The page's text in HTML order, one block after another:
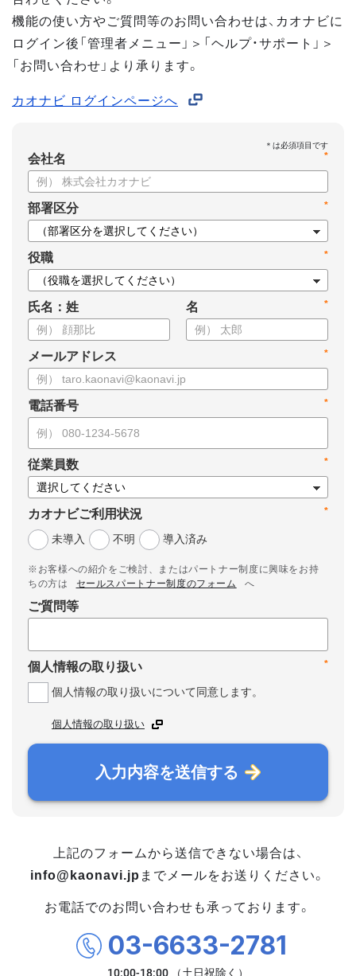
機能の使い方やご質問等のお問い合わせは、カオナビに
ログイン後「管理者メニュー」＞「ヘルプ・サポート」＞
「お問い合わせ」より承ります。
カオナビ ログインページへ
*
会社名
*
部署区分
*
役職
氏名：姓 *
名
*
メールアドレス
*
電話番号
*
従業員数
*
カオナビご利用状況
未導入
不明 導入済み
※お客様への紹介をご検討、またはパートナー制度に興味をお持
ちの方は
セールスパートナー制度のフォーム へ
ご質問等
*
個人情報の取り扱い
個人情報の取り扱いについて同意します。
個人情報の取り扱い
入力内容を送信する
上記のフォームから送信できない場合は、
info@kaonavi.jp までメールをお送りください。
お電話でのお問い合わせも承っております。
03-6633-2781